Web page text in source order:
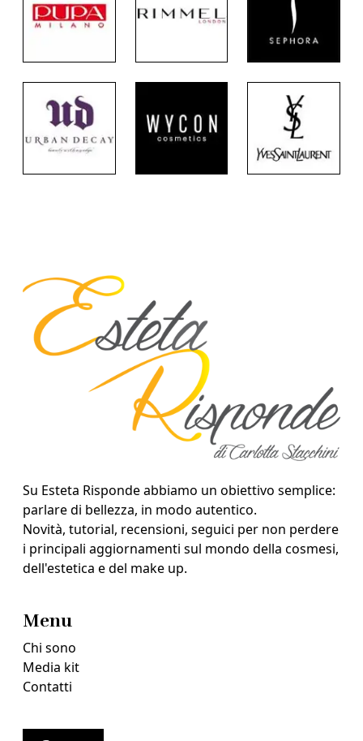
Su Esteta Risponde abbiamo un obiettivo semplice:
parlare di bellezza, in modo autentico.
Novità, tutorial, recensioni, seguici per non perdere
i principali aggiornamenti sul mondo della cosmesi,
dell'estetica e del make up.
Menu
Chi sono
Media kit
Contatti